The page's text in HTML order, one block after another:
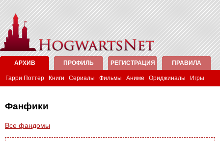
АРХИВ ПРОФИЛЬ РЕГИСТРАЦИЯ ПРАВИЛА
Гарри Поттер Книги Сериалы Фильмы Аниме Ориджиналы Игры
Фанфики
Все фандомы